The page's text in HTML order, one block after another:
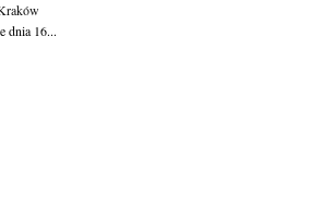
dnia 16...